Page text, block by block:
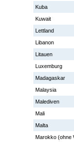
Kuba
Kuwait
Lettland
Libanon
Litauen
Luxemburg
Madagaskar
Malaysia
Malediven
Mali
Malta
Marokko (ohne